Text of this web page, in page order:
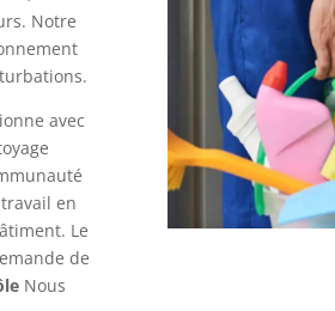
Notre
avec
en
Le
de
Nous